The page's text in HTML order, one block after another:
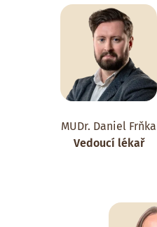
MUDr. Daniel Frňka
Vedoucí lékař